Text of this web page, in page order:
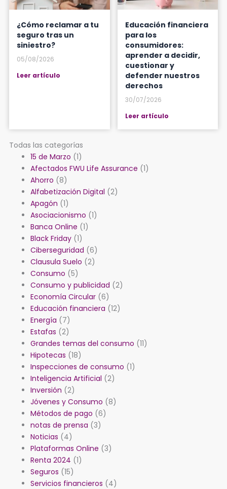
¿Cómo reclamar a tu
seguro tras un
siniestro?
05/08/2026
Leer artículo
Educación financiera
para los
consumidores:
aprender a decidir,
cuestionar y
defender nuestros
derechos
30/07/2026
Leer artículo
Todas las categorías
15 de Marzo (1)
Afectados FWU Life Assurance (1)
Ahorro (8)
Alfabetización Digital (2)
Apagón (1)
Asociacionismo (1)
Banca Online (1)
Black Friday(1)
Ciberseguridad (6)
Clausula Suelo (2)
Consumo (5)
Consumo y publicidad (2)
Economía Circular(6)
Educación financiera (12)
Energía (7)
Estafas (2)
Grandes temas del consumo (11)
Hipotecas (18)
Inspecciones de consumo (1)
Inteligencia Artificial (2)
Inversión (2)
Jóvenes y Consumo (8)
Métodos de pago (6)
notas de prensa (3)
Noticias (4)
Plataformas Online (3)
Renta 2024 (1)
Seguros (15)
Servicios financieros (4)